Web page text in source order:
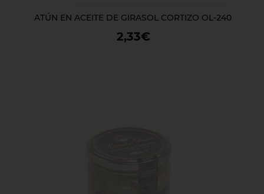
ATÚN EN ACEITE DE GIRASOL CORTIZO OL-240
2,33€